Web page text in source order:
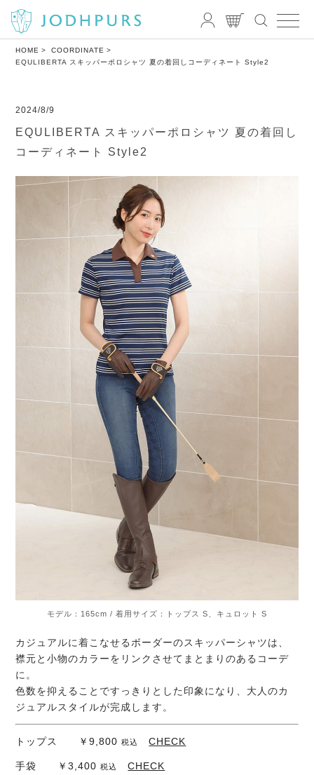
HOME
COORDINATE
EQULIBERTA スキッパーポロシャツ 夏の着回しコーディネート Style2
2024/8/9
EQULIBERTA スキッパーポロシャツ 夏の着回し
コーディネート Style2
モデル：165cm / 着用サイズ：トップス S、キュロット S
カジュアルに着こなせるボーダーのスキッパーシャツは、
襟元と小物のカラーをリンクさせてまとまりのあるコーデ
に。
色数を抑えることですっきりとした印象になり、大人のカ
ジュアルスタイルが完成します。
トップス ￥9,800税込 CHECK
手袋 ￥3,400税込 CHECK